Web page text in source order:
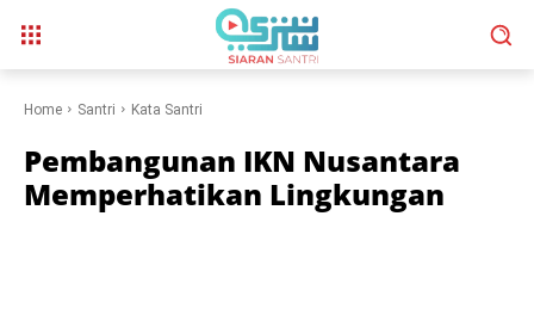
Home Santri Kata Santri
Pembangunan IKN Nusantara
Memperhatikan Lingkungan